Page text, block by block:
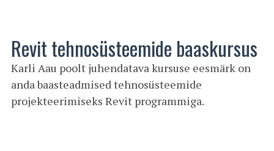
Revit tehnosüsteemide baaskursus
Karli Aau poolt juhendatava kursuse eesmärk on
anda baasteadmised tehnosüsteemide
projekteerimiseks Revit programmiga.